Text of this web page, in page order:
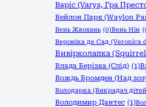
Варіс (Varys, Гра
Вейлон Парк (Waylon
Вень Жвохань (0)Вень Нін
Вероніка де Сад (Veronica
Вивірколапка
Влада Берізка (Слід) (1)
Вождь Бромден (Над
Володарка (Викрадач
Володимир Дантес (1)